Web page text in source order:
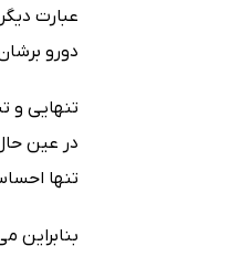
عبارت
دورو
تنهایی و
در عین
تنها
بنابراین